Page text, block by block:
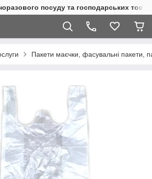
посуду та господарських
Пакети маєчки, фасувальні пакети,